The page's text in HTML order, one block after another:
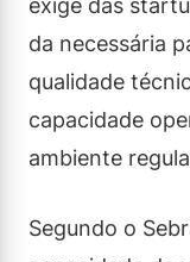
exige das
da necessária
qualidade
capacidade
ambiente
Segundo o